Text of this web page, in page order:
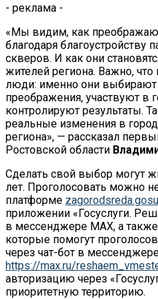
- реклама -
«Мы видим, как
благодаря благоустройству
скверов. И как они
жителей региона. Важно,
люди: именно они выбирают
преображения, участвуют в
контролируют результаты.
реальные изменения в
региона», — рассказал
Ростовской области
Сделать свой выбор могут
лет. Проголосовать можно
платформе
приложении «Госуслуги.
в мессенджере MAX, а
которые помогут
через чат-бот в
https://max.ru/
авторизацию через
приоритетную территорию.